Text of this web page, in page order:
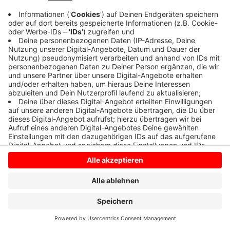
Anzeige
Anzeige
Anzeige